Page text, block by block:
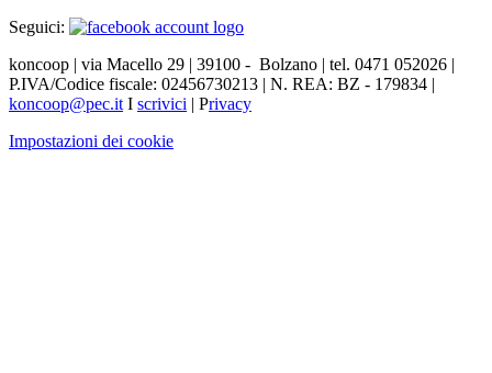
Seguici:
koncoop | via Macello 29 | 39100 - Bolzano | tel. 0471 052026 |
P.IVA/Codice fiscale: 02456730213 | N. REA: BZ - 179834 |
koncoop@pec.it I scrivici | Privacy
Impostazioni dei cookie